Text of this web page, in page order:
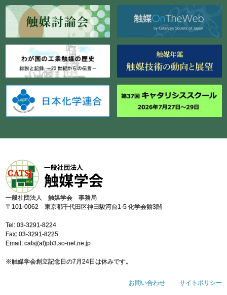
⼀般社団法⼈ 触媒学会 事務局
〒101-0062 東京都千代⽥区神⽥駿河台1-5 化学会館3階
Tel: 03-3291-8224
Fax: 03-3291-8225
Email: catsj(at)pb3.so-net.ne.jp
※触媒学会創⽴記念⽇の7⽉24⽇は休みです。
お問い合わせ サイトポリシー